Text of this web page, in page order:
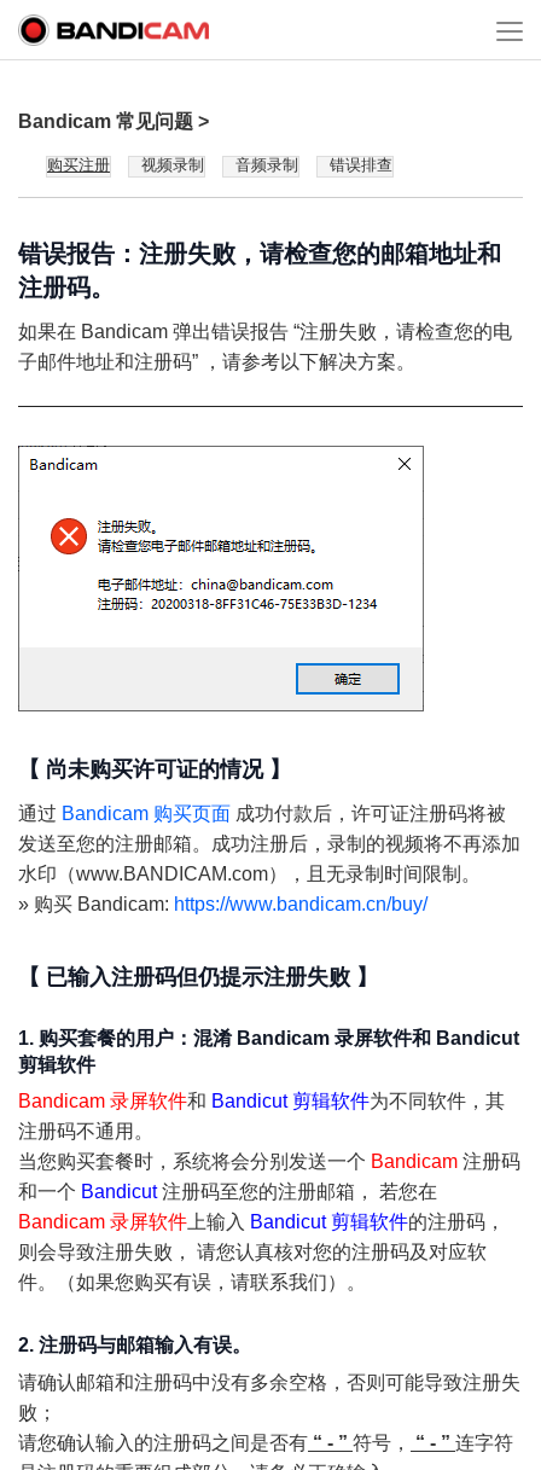
Bandicam 常见问题 >
购买注册 视频录制 音频录制 错误排查
错误报告：注册失败，请检查您的邮箱地址和
注册码。
如果在 Bandicam 弹出错误报告 “注册失败，请检查您的电
子邮件地址和注册码” ，请参考以下解决方案。
【 尚未购买许可证的情况 】
通过 Bandicam 购买页面 成功付款后，许可证注册码将被
发送至您的注册邮箱。成功注册后，录制的视频将不再添加
水印（www.BANDICAM.com），且无录制时间限制。
» 购买 Bandicam: https://www.bandicam.cn/buy/
【 已输入注册码但仍提示注册失败 】
1. 购买套餐的用户：混淆 Bandicam 录屏软件和 Bandicut
剪辑软件
Bandicam 录屏软件和 Bandicut 剪辑软件为不同软件，其
注册码不通用。
当您购买套餐时，系统将会分别发送一个 Bandicam 注册码
和一个 Bandicut注册码至您的注册邮箱， 若您在
Bandicam 录屏软件 上输入 Bandicut 剪辑软件的注册码，
则会导致注册失败， 请您认真核对您的注册码及对应软
件。（如果您购买有误，请联系我们）。
2. 注册码与邮箱输入有误。
请确认邮箱和注册码中没有多余空格，否则可能导致注册失
败；
请您确认输入的注册码之间是否有 “ - ” 符号， “ - ” 连字符